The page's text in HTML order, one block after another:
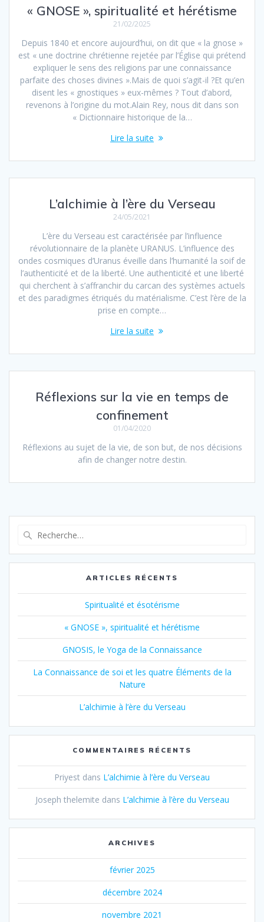
« GNOSE », spiritualité et hérétisme
21/02/2025
Depuis 1840 et encore aujourd’hui, on dit que « la gnose »
est « une doctrine chrétienne rejetée par l’Église qui prétend
expliquer le sens des religions par une connaissance
parfaite des choses divines ».Mais de quoi s’agit-il ?Et qu’en
disent les « gnostiques » eux-mêmes ? Tout d’abord,
revenons à l’origine du mot.Alain Rey, nous dit dans son
« Dictionnaire historique de la…
Lire la suite
L’alchimie à l’ère du Verseau
24/05/2021
L’ère du Verseau est caractérisée par l’influence
révolutionnaire de la planète URANUS. L’influence des
ondes cosmiques d’Uranus éveille dans l’humanité la soif de
l’authenticité et de la liberté. Une authenticité et une liberté
qui cherchent à s’affranchir du carcan des systèmes actuels
et des paradigmes étriqués du matérialisme. C’est l’ère de la
prise en compte…
Lire la suite
Réflexions sur la vie en temps de
confinement
01/04/2020
Réflexions au sujet de la vie, de son but, de nos décisions
afin de changer notre destin.
ARTICLES RÉCENTS
Spiritualité et ésotérisme
« GNOSE », spiritualité et hérétisme
GNOSIS, le Yoga de la Connaissance
La Connaissance de soi et les quatre Éléments de la
Nature
L’alchimie à l’ère du Verseau
COMMENTAIRES RÉCENTS
Priyest dans L’alchimie à l’ère du Verseau
Joseph thelemite dans L’alchimie à l’ère du Verseau
ARCHIVES
février 2025
décembre 2024
novembre 2021